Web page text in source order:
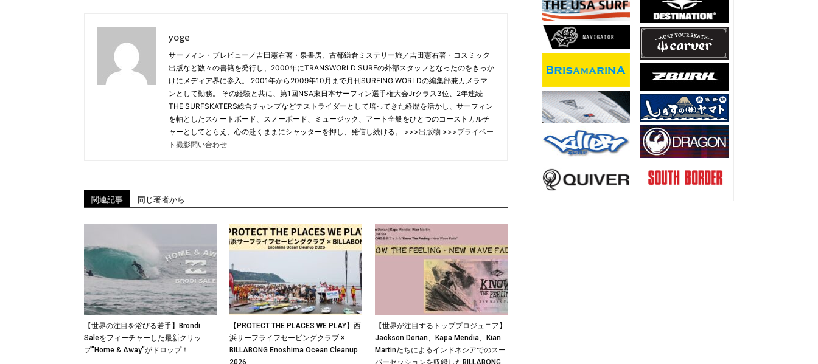
yoge
サーフィン・プレビュー／吉田憲右著・泉書房、古都鎌倉ミステリー旅／吉田憲右著・コスミック
出版など数々の書籍を発行し、2000年にTRANSWORLD SURFの外部スタッフとなったのをきっか
けにメディア界に参入。 2001年から2009年10月まで月刊SURFING WORLDの編集部兼カメラマ
ンとして勤務。 その経験と共に、第1回NSA東日本サーフィン選手権大会Jrクラス3位、2年連続
THE SURFSKATERS総合チャンプなどテストライダーとして培ってきた経歴を活かし、サーフィン
を軸としたスケートボード、スノーボード、ミュージック、アート全般をひとつのコーストカルチ
ャーとしてとらえ、心の赴くままにシャッターを押し、発信し続ける。 >>>出版物 >>>プライベー
ト撮影問い合わせ
関連記事 同じ著者から
【世界の注目を浴びる若手】Brondi
Saleをフィーチャーした最新クリッ
プ”Home & Away”がドロップ！
【PROTECT THE PLACES WE PLAY】西
浜サーフライフセービングクラブ ×
BILLABONG Enoshima Ocean Cleanup
2026
【世界が注目するトッププロジュニア】
Jackson Dorian、Kapa Mendia、Kian
Martinたちによるインドネシアでのスー
パーセッションを収録したBILLABONG